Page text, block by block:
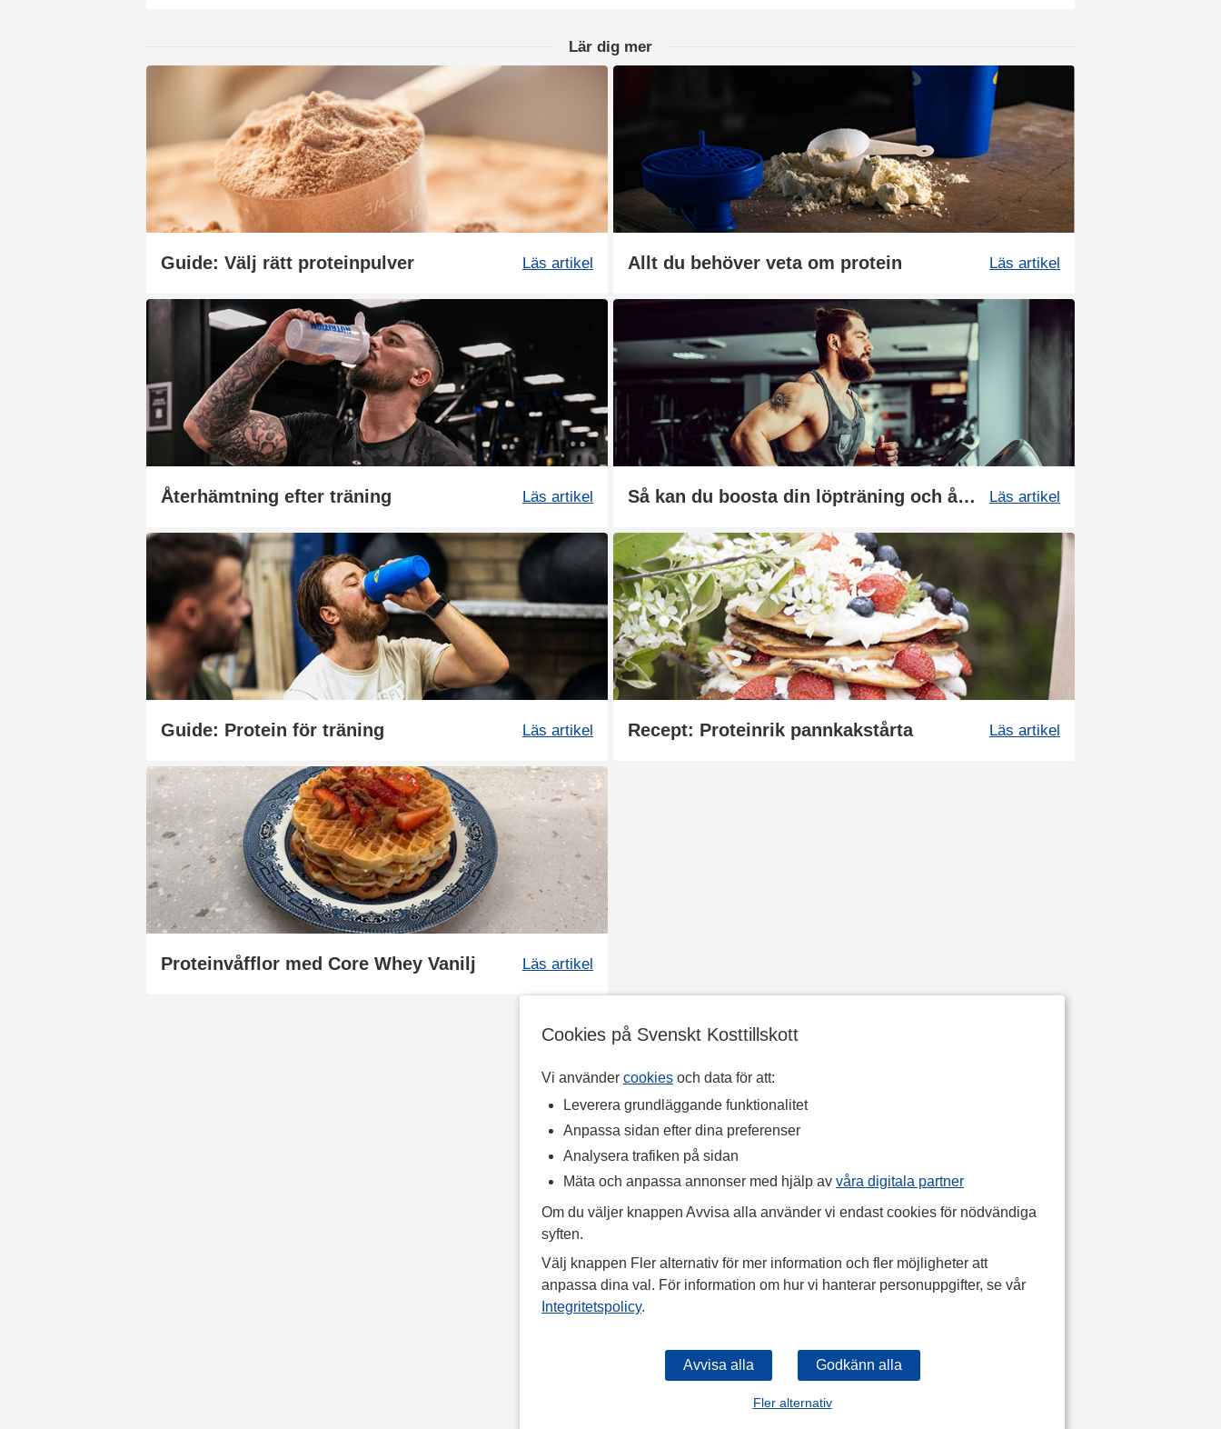
Cookies på Svenskt Kosttillskott
Vi använder cookies och data för att:
Leverera grundläggande funktionalitet
Anpassa sidan efter dina preferenser
Analysera trafiken på sidan
Mäta och anpassa annonser med hjälp av våra digitala partner
Om du väljer knappen Avvisa alla använder vi endast cookies för nödvändiga
syften.
Välj knappen Fler alternativ för mer information och fler möjligheter att
anpassa dina val. För information om hur vi hanterar personuppgifter, se vår
Integritetspolicy.
Fler alternativ
Lär dig mer
Guide: Välj rätt proteinpulver Läs artikel Allt du behöver veta om protein Läs artikel
Återhämtning efter träning Läs artikel Så kan du boosta din löpträning och återhämtning med kosttillskott Läs artikel
Guide: Protein för träning Läs artikel Recept: Proteinrik pannkakstårta Läs artikel
Proteinvåfflor med Core Whey Vanilj Läs artikel